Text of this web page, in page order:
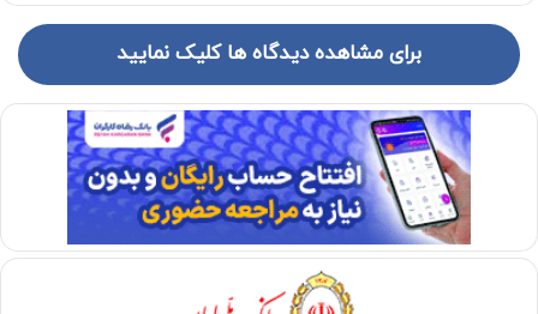
برای مشاهده دیدگاه ها کلیک نمایید